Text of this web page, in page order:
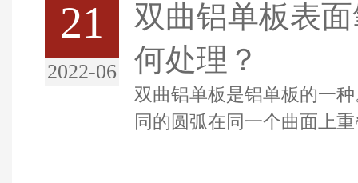
21
2022-06
双曲铝单板表
何处理？
双曲铝单板是铝单板的一
同的圆弧在同一个曲面上